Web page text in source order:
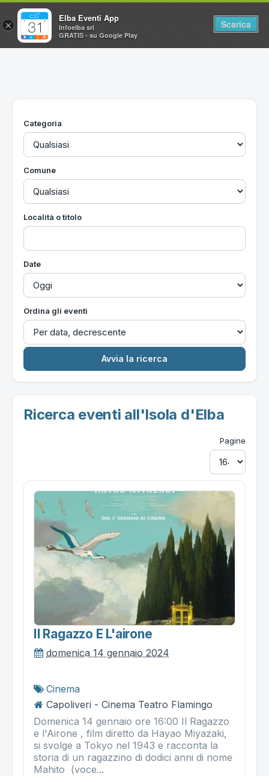
Home
Utilità
Categoria
Comune
Località o titolo
Date
Ordina gli eventi
Ricerca eventi all'Isola d'Elba
Pagine
Il Ragazzo E L'airone
domenica 14 gennaio 2024
Cinema
Capoliveri - Cinema Teatro Flamingo
Domenica 14 gennaio ore 16:00 Il Ragazzo
e l'Airone , film diretto da Hayao Miyazaki,
si svolge a Tokyo nel 1943 e racconta la
storia di un ragazzino di dodici anni di nome
Mahito (voce...
×
Elba Eventi App
Infoelba srl
GRATIS - su Google Play
Scarica